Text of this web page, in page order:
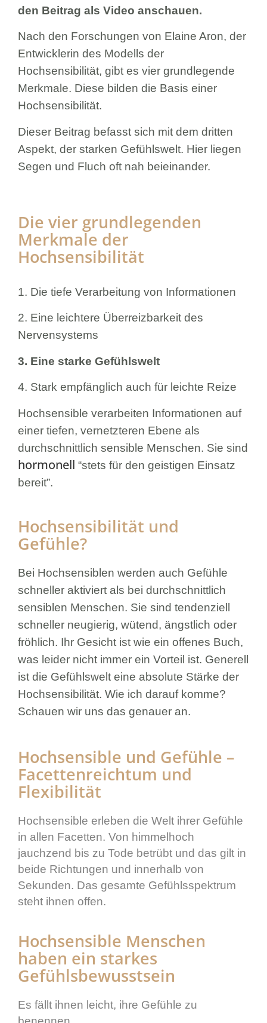
den Beitrag als Video anschauen.
Nach den Forschungen von Elaine Aron, der
Entwicklerin des Modells der
Hochsensibilität, gibt es vier grundlegende
Merkmale. Diese bilden die Basis einer
Hochsensibilität.
Dieser Beitrag befasst sich mit dem dritten
Aspekt, der starken Gefühlswelt. Hier liegen
Segen und Fluch oft nah beieinander.
Die vier grundlegenden
Merkmale der
Hochsensibilität
1. Die tiefe Verarbeitung von Informationen
2. Eine leichtere Überreizbarkeit des
Nervensystems
3. Eine starke Gefühlswelt
4. Stark empfänglich auch für leichte Reize
Hochsensible verarbeiten Informationen auf
einer tiefen, vernetzteren Ebene als
durchschnittlich sensible Menschen. Sie sind
hormonell “stets für den geistigen Einsatz
bereit”.
Hochsensibilität und
Gefühle?
Bei Hochsensiblen werden auch Gefühle
schneller aktiviert als bei durchschnittlich
sensiblen Menschen. Sie sind tendenziell
schneller neugierig, wütend, ängstlich oder
fröhlich. Ihr Gesicht ist wie ein offenes Buch,
was leider nicht immer ein Vorteil ist. Generell
ist die Gefühlswelt eine absolute Stärke der
Hochsensibilität. Wie ich darauf komme?
Schauen wir uns das genauer an.
Hochsensible und Gefühle –
Facettenreichtum und
Flexibilität
Hochsensible erleben die Welt ihrer Gefühle
in allen Facetten. Von himmelhoch
jauchzend bis zu Tode betrübt und das gilt in
beide Richtungen und innerhalb von
Sekunden. Das gesamte Gefühlsspektrum
steht ihnen offen.
Hochsensible Menschen
haben ein starkes
Gefühlsbewusstsein
Es fällt ihnen leicht, ihre Gefühle zu